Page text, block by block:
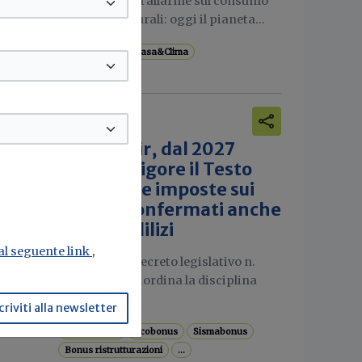
e
di risorse naturali: oggi il pianeta...
Sostenibilità Casa&Clima
Nuovo Tuir, dal 2027
entra in vigore il Testo
unico delle imposte sui
redditi: confermati anche
i bonus edilizi
Pubblicato il decreto legislativo n.
117/2026 che riordina la disciplina
fiscale in...
Ecobonus
Sismabonus
Bonus ristrutturazioni
...
seguente link ,
alla newsletter